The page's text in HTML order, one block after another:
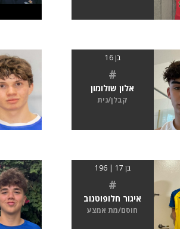
בן 16
#
אלון שולומון
קבלן/נית
בן 17 | 196
#
איגור חלופוטנוב
חוסם/מת אמצע